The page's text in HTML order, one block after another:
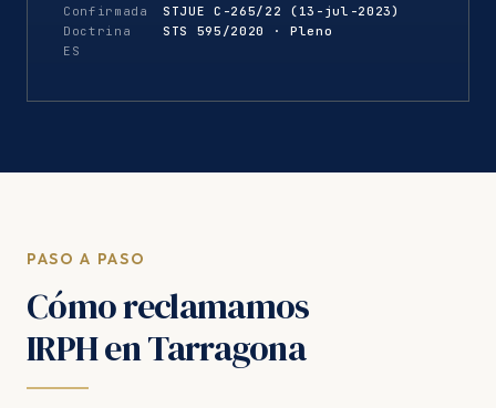
Confirmada
STJUE C-265/22 (13-jul-2023)
Doctrina
ES
STS 595/2020 · Pleno
PASO A PASO
Cómo reclamamos
IRPH en Tarragona